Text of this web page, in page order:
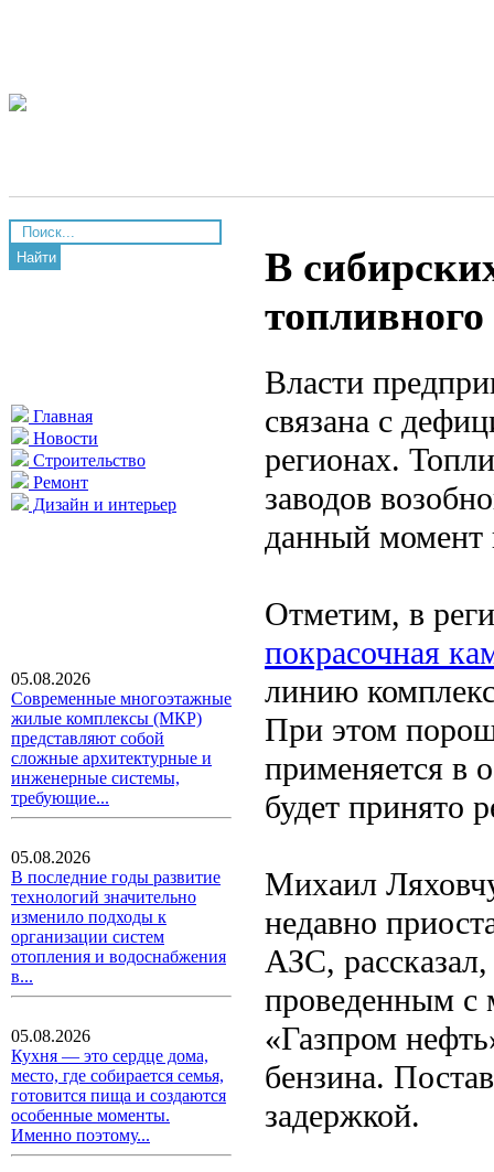
Найти
Главная
Новости
Строительство
Ремонт
Дизайн и интерьер
05.08.2026
Современные многоэтажные
жилые комплексы (МКР)
представляют собой
сложные архитектурные и
инженерные системы,
требующие...
05.08.2026
В последние годы развитие
технологий значительно
изменило подходы к
организации систем
отопления и водоснабжения
в...
05.08.2026
Кухня — это сердце дома,
место, где собирается семья,
готовится пища и создаются
особенные моменты.
Именно поэтому...
В
Власти
связана с
регионах.
заводов
данный момент
Отметим, в
покрасочная
линию
При этом
применяется в
будет принято
Михаил
недавно
АЗС, рассказал,
проведенным с
«Газпром
бензина.
задержкой.